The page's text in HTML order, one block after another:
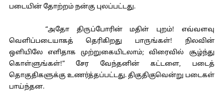
படையின் தோற்றம் நன்கு புலப்பட்டது.
“அதோ திருப்போரின் மதிள் புறம்! எவ்வளவு
வெளிப்படையாகத் தெரிகிறது பாருங்கள்! நிலவின்
ஒளியிலே எளிதாக முற்றுகையிடலாம்; விரைவில் சூழ்ந்து
கொள்ளுங்கள்!” சேர வேந்தனின் கட்டளை, படைத்
தொகுதிகளுக்கு உணர்த்தப்பட்டது. திகுதிகுவென்று படைகள்
பாய்ந்தன.